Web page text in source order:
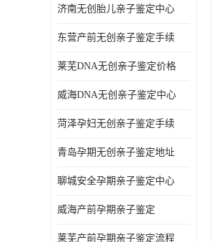
济南无创胎儿亲子鉴定中心
东营产前无创亲子鉴定手续
莱芜DNA无创亲子鉴定价格
威海DNA无创亲子鉴定中心
菏泽孕妇无创亲子鉴定手续
青岛孕期无创亲子鉴定地址
聊城安全孕期亲子鉴定中心
威海产前孕期亲子鉴定
莱芜产前孕期亲子鉴定流程